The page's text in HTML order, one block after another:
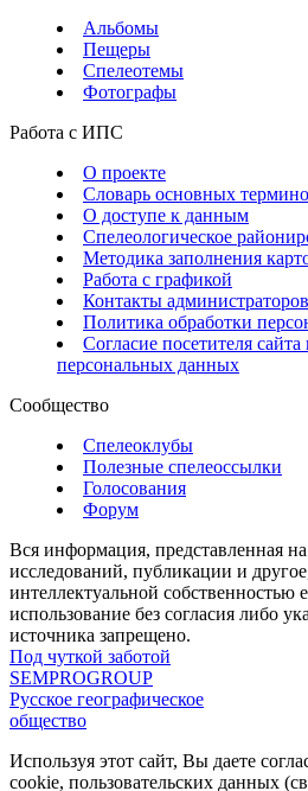
Альбомы
Пещеры
Спелеотемы
Фотографы
Работа с ИПС
О проекте
Словарь основных
О доступе к данным
Спелеологическое
Методика заполнения
Работа с графикой
Контакты администраторов
Политика обработки
Согласие посетителя
персональных данных
Сообщество
Спелеоклубы
Полезные спелеоссылки
Голосования
Форум
Вся информация, представленная
исследований, публикации и
интеллектуальной собственностью
использование без согласия либо
источника запрещено.
Под чуткой заботой
SEMPROGROUP
Русское географическое
общество
Используя этот сайт, Вы даете
cookie, пользовательских данных